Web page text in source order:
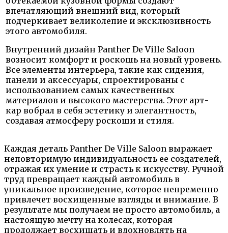
впечатляющий внешний вид, который
подчеркивает великолепие и эксклюзивность
этого автомобиля.
Внутренний дизайн Panther De Ville Saloon
возносит комфорт и роскошь на новый уровень.
Все элементы интерьера, такие как сидения,
панели и аксессуары, спроектированы с
использованием самых качественных
материалов и высокого мастерства. Этот арт-
кар вобрал в себя эстетику и элегантность,
создавая атмосферу роскоши и стиля.
Каждая деталь Panther De Ville Saloon выражает
неповторимую индивидуальность ее создателей,
отражая их умение и страсть к искусству. Ручной
труд превращает каждый автомобиль в
уникальное произведение, которое непременно
привлечет восхищенные взгляды и внимание. В
результате мы получаем не просто автомобиль, а
настоящую мечту на колесах, которая
продолжает восхищать и вдохновлять на